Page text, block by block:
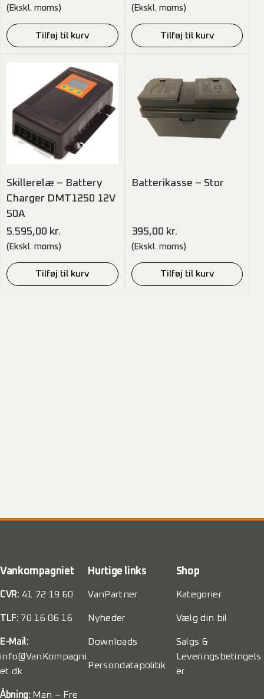
(Ekskl. moms)
Tilføj til kurv
(Ekskl. moms)
Tilføj til kurv
Skillerelæ – Battery
Charger DMT1250 12V
50A
5.595,00 kr.
(Ekskl. moms)
Tilføj til kurv
Batterikasse – Stor
395,00 kr.
(Ekskl. moms)
Tilføj til kurv
Vankompagniet
CVR: 41 72 19 60
TLF: 70 16 06 16
E-Mail:
info@VanKompagni
et.dk
Åbning: Man – Fre
Hurtige links
VanPartner
Nyheder
Downloads
Persondatapolitik
Shop
Kategorier
Vælg din bil
Salgs &
Leveringsbetingels
er